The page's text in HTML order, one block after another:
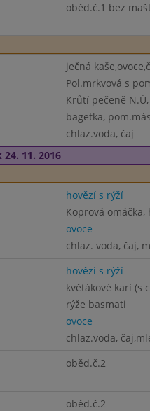
oběd.č.1 bez
ječná
Pol.mrkvová s
Krůtí pečeně
bagetka,
chlaz.voda, čaj
11. 2016
hovězí s rýží
Koprová
ovoce
chlaz. voda, čaj,
hovězí s rýží
květákové karí (s
rýže basmati
ovoce
chlaz.voda,
oběd.č.2
oběd.č.2